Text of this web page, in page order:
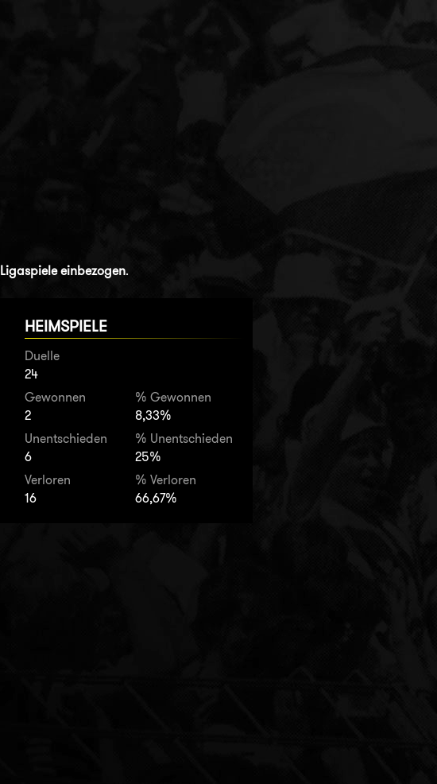
Ligaspiele einbezogen.
HEIMSPIELE
Duelle
24
Gewonnen
2
% Gewonnen
8,33%
Unentschieden
6
% Unentschieden
25%
Verloren
16
% Verloren
66,67%